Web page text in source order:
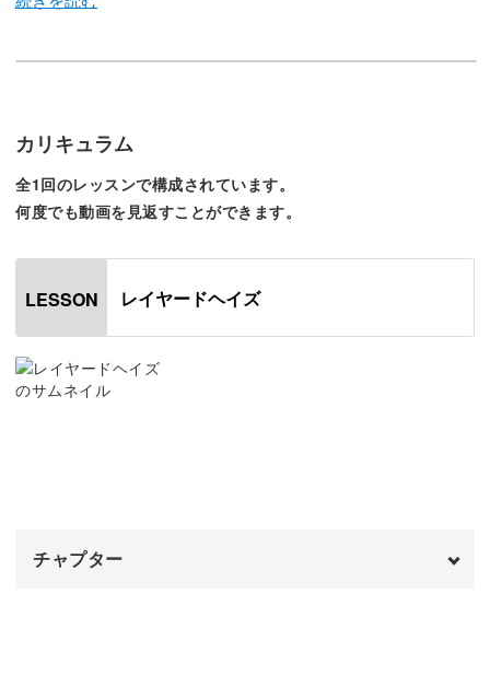
してみてくださいね！
とはいっても、筆使いや色の馴染ませ方にはポイントがあ
カリキュラム
全1回のレッスンで構成されています。
何度でも動画を見返すことができます。
LESSON レイヤードヘイズ
チャプター